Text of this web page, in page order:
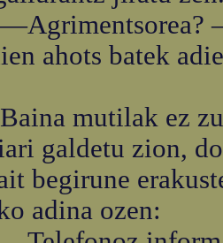
ahots batek
mutilak ez
galdetu zion,
begirune
adina ozen: